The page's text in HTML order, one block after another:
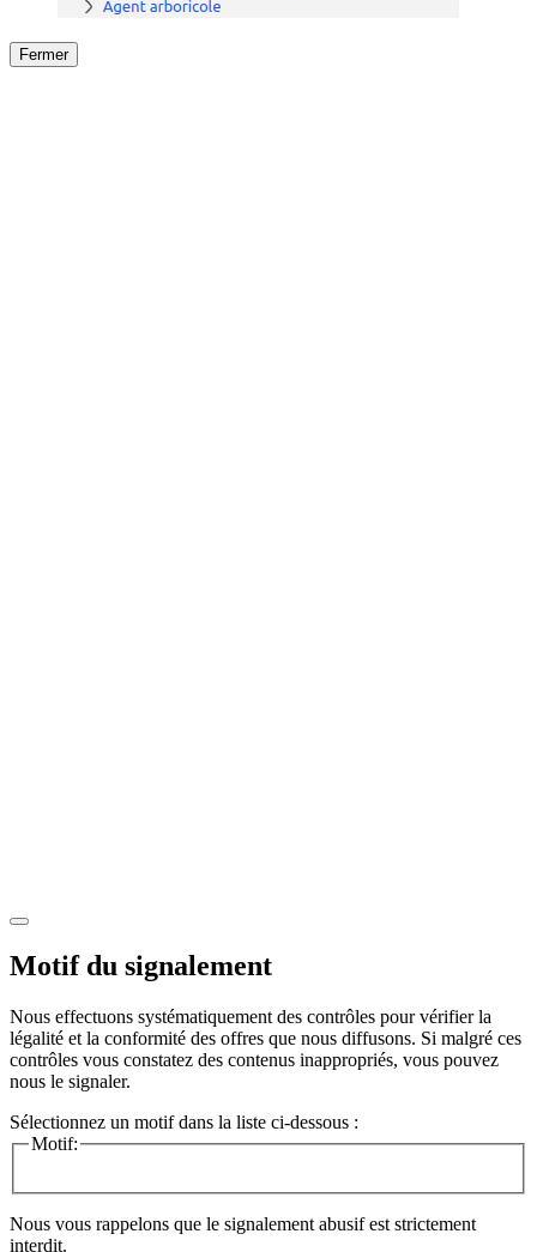
Fermer
Motif du signalement
Nous effectuons systématiquement des contrôles pour vérifier la
légalité et la conformité des offres que nous diffusons. Si malgré ces
contrôles vous constatez des contenus inappropriés, vous pouvez
nous le signaler.
Sélectionnez un motif dans la liste ci-dessous :
Motif:
Nous vous rappelons que le signalement abusif est strictement
interdit.